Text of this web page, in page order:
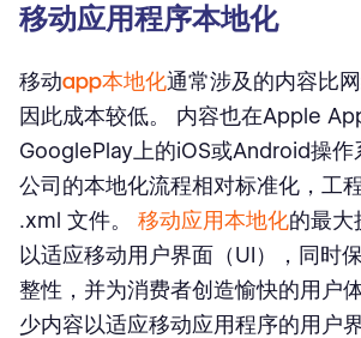
移动应用程序本地化
移动app本地化通常涉及的内容比
因此成本较低。 内容也在Apple
GooglePlay上的iOS或Android操作
公司的本地化流程相对标准化，工
.xml 文件。 移动应用本地化的最大
以适应移动用户界面（UI），同时
整性，并为消费者创造愉快的用户
少内容以适应移动应用程序的用户